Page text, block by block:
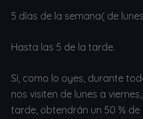
5 días de la semana( de
Hasta las 5 de la tarde.
Sí, como lo oyes, durante
nos visiten de lunes a
tarde, obtendrán un 50 %